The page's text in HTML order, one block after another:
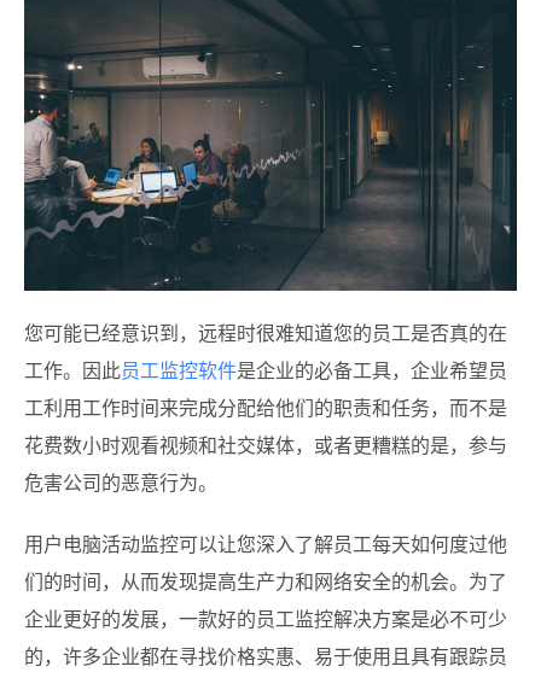
您可能已经意识到，远程时很难知道您的员工是否真的在
工作。因此员工监控软件是企业的必备工具，企业希望员
工利用工作时间来完成分配给他们的职责和任务，而不是
花费数小时观看视频和社交媒体，或者更糟糕的是，参与
危害公司的恶意行为。
用户电脑活动监控可以让您深入了解员工每天如何度过他
们的时间，从而发现提高生产力和网络安全的机会。为了
企业更好的发展，一款好的员工监控解决方案是必不可少
的，许多企业都在寻找价格实惠、易于使用且具有跟踪员